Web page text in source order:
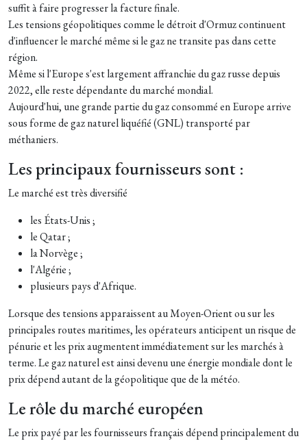
suffit à faire progresser la facture finale.
Les tensions géopolitiques comme le détroit d'Ormuz continuent
d'influencer le marché même si le gaz ne transite pas dans cette
région.
Même si l'Europe s'est largement affranchie du gaz russe depuis
2022, elle reste dépendante du marché mondial.
Aujourd'hui, une grande partie du gaz consommé en Europe arrive
sous forme de gaz naturel liquéfié (GNL) transporté par
méthaniers.
Les principaux fournisseurs sont :
Le marché est très diversifié
les États-Unis ;
le Qatar ;
la Norvège ;
l'Algérie ;
plusieurs pays d'Afrique.
Lorsque des tensions apparaissent au Moyen-Orient ou sur les
principales routes maritimes, les opérateurs anticipent un risque de
pénurie et les prix augmentent immédiatement sur les marchés à
terme. Le gaz naturel est ainsi devenu une énergie mondiale dont le
prix dépend autant de la géopolitique que de la météo.
Le rôle du marché européen
Le prix payé par les fournisseurs français dépend principalement du